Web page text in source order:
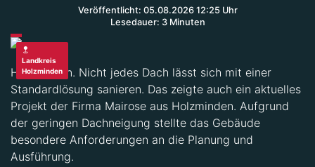
Veröffentlicht: 05.08.2026 12:25 Uhr
Lesedauer: 3 Minuten
Landkreis
Holzminden
Holzminden. Nicht jedes Dach lässt sich mit einer
Standardlösung sanieren. Das zeigte auch ein aktuelles
Projekt der Firma Mairose aus Holzminden. Aufgrund
der geringen Dachneigung stellte das Gebäude
besondere Anforderungen an die Planung und
Ausführung.